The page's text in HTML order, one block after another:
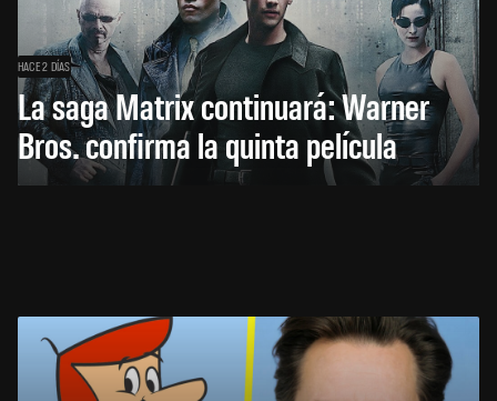
HACE 2 DÍAS
La saga Matrix continuará: Warner
Bros. confirma la quinta película